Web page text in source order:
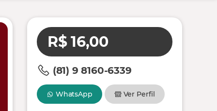
R$ 16,00
(81) 9 8160-6339
WhatsApp Ver Perfil